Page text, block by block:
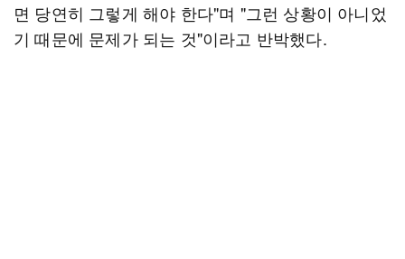
면 당연히 그렇게 해야 한다"며 "그런 상황이 아니었
기 때문에 문제가 되는 것"이라고 반박했다.